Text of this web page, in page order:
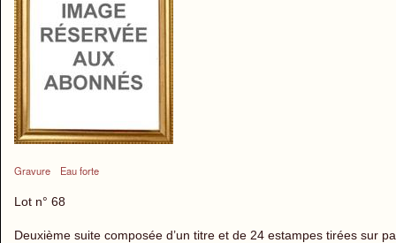
Gravure Eau forte
Lot n° 68
Deuxième suite composée d’un titre et de 24 estampes tirées sur